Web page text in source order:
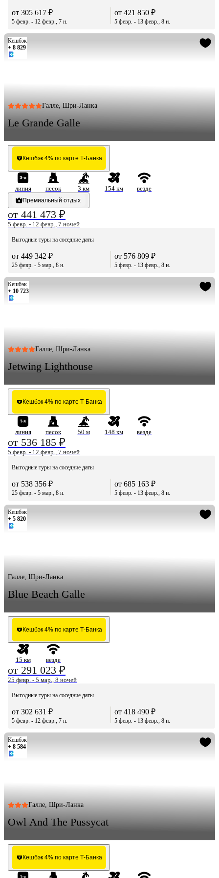
от 305 617 ₽
5 февр. - 12 февр., 7 н.
от 421 850 ₽
5 февр. - 13 февр., 8 н.
Кешбэк
+ 8 829
Галле, Шри-Ланка
Le Grande Galle
Кешбэк 4% по карте Т-Банка
линия песок 3 км 154 км
везде
Премиальный отдых
от 441 473 ₽
5 февр. - 12 февр., 7 ночей
Выгодные туры на соседние даты
от 449 342 ₽
25 февр. - 5 мар., 8 н.
от 576 809 ₽
5 февр. - 13 февр., 8 н.
Кешбэк
+ 10 723
Галле, Шри-Ланка
Jetwing Lighthouse
Кешбэк 4% по карте Т-Банка
линия песок 50 м 148 км везде
от 536 185 ₽
5 февр. - 12 февр., 7 ночей
Выгодные туры на соседние даты
от 538 356 ₽
25 февр. - 5 мар., 8 н.
от 685 163 ₽
5 февр. - 13 февр., 8 н.
Кешбэк
+ 5 820
Галле, Шри-Ланка
Blue Beach Galle
Кешбэк 4% по карте Т-Банка
15 км везде
от 291 023 ₽
25 февр. - 5 мар., 8 ночей
Выгодные туры на соседние даты
от 302 631 ₽
5 февр. - 12 февр., 7 н.
от 418 490 ₽
5 февр. - 13 февр., 8 н.
Кешбэк
+ 8 584
Галле, Шри-Ланка
Owl And The Pussycat
Кешбэк 4% по карте Т-Банка